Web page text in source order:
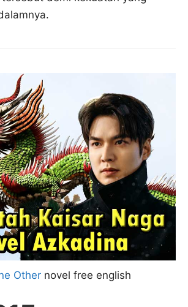
Other novel free english